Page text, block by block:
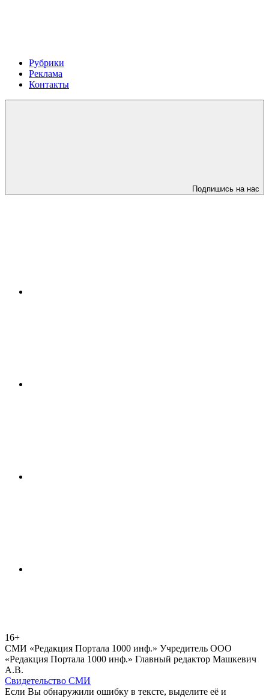
Рубрики
Реклама
Контакты
Подпишись на нас
16+
СМИ «Редакция Портала 1000 инф.» Учредитель ООО
«Редакция Портала 1000 инф.» Главный редактор Машкевич
А.В.
Свидетельство СМИ
Если Вы обнаружили ошибку в тексте, выделите её и